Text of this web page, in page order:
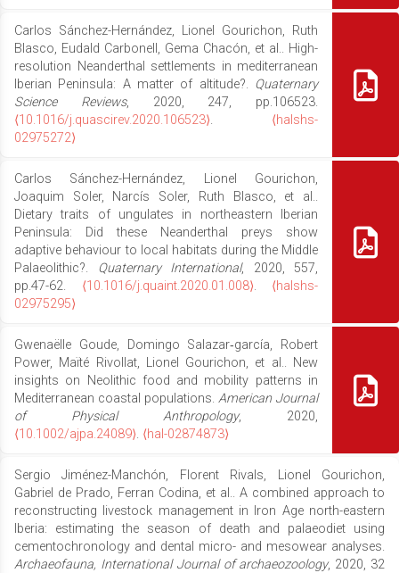
Carlos Sánchez-Hernández, Lionel Gourichon, Ruth
Blasco, Eudald Carbonell, Gema Chacón, et al.. High-
resolution Neanderthal settlements in mediterranean
Iberian Peninsula: A matter of altitude?. Quaternary
Science Reviews, 2020, 247, pp.106523.
⟨10.1016/j.quascirev.2020.106523⟩. ⟨halshs-
02975272⟩
Carlos Sánchez-Hernández, Lionel Gourichon,
Joaquim Soler, Narcís Soler, Ruth Blasco, et al..
Dietary traits of ungulates in northeastern Iberian
Peninsula: Did these Neanderthal preys show
adaptive behaviour to local habitats during the Middle
Palaeolithic?. Quaternary International, 2020, 557,
pp.47-62. ⟨10.1016/j.quaint.2020.01.008⟩. ⟨halshs-
02975295⟩
Gwenaëlle Goude, Domingo Salazar‐garcía, Robert
Power, Maïté Rivollat, Lionel Gourichon, et al.. New
insights on Neolithic food and mobility patterns in
Mediterranean coastal populations. American Journal
of Physical Anthropology, 2020,
⟨10.1002/ajpa.24089⟩. ⟨hal-02874873⟩
Sergio Jiménez-Manchón, Florent Rivals, Lionel Gourichon,
Gabriel de Prado, Ferran Codina, et al.. A combined approach to
reconstructing livestock management in Iron Age north-eastern
Iberia: estimating the season of death and palaeodiet using
cementochronology and dental micro- and mesowear analyses.
Archaeofauna, International Journal of archaeozoology, 2020, 32